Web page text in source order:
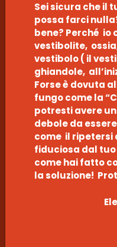
Sei sicura che il
possa farci
bene? Perché
vestibolite,
vestibolo ( il
ghiandole,
Forse è dovuta
fungo come la
potresti avere
debole da
come il ripetersi
fiduciosa dal
come hai fatto
la soluzione!